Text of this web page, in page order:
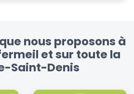
nous proposons à
et sur toute la
Saint-Denis